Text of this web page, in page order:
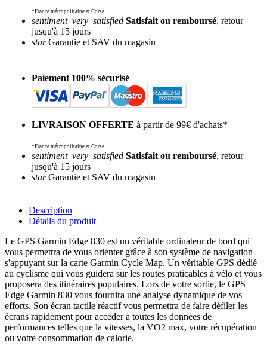
*France métropolitaine et Corse
sentiment_very_satisfied Satisfait ou remboursé, retour
jusqu'à 15 jours
starGarantie et SAV du magasin
Paiement 100% sécurisé
LIVRAISON OFFERTE à partir de 99€ d'achats*
*France métropolitaine et Corse
sentiment_very_satisfied Satisfait ou remboursé, retour
jusqu'à 15 jours
starGarantie et SAV du magasin
Description
Détails du produit
Le GPS Garmin Edge 830 est un véritable ordinateur de bord qui
vous permettra de vous orienter grâce à son système de navigation
s'appuyant sur la carte Garmin Cycle Map. Un véritable GPS dédié
au cyclisme qui vous guidera sur les routes praticables à vélo et vous
proposera des itinéraires populaires. Lors de votre sortie, le GPS
Edge Garmin 830 vous fournira une analyse dynamique de vos
efforts. Son écran tactile réactif vous permettra de faire défiler les
écrans rapidement pour accéder à toutes les données de
performances telles que la vitesses, la VO2 max, votre récupération
ou votre consommation de calorie.